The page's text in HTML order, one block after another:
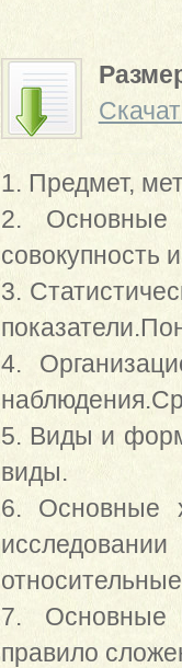
1. Предмет,
2. Основные
совокупность
3.
4.
5. Виды и
виды.
6. Основные
7. Основные
правило